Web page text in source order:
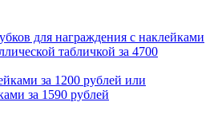
для награждения с наклейками
табличкой за 4700
за 1200 рублей или
за 1590 рублей